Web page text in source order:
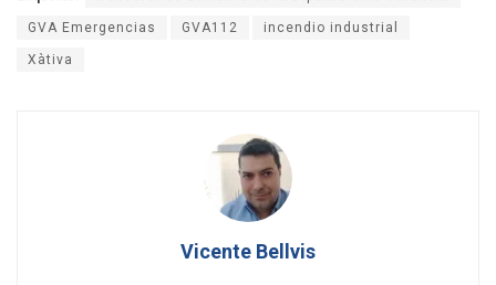
GVA Emergencias GVA112 incendio industrial
Xàtiva
Vicente Bellvis